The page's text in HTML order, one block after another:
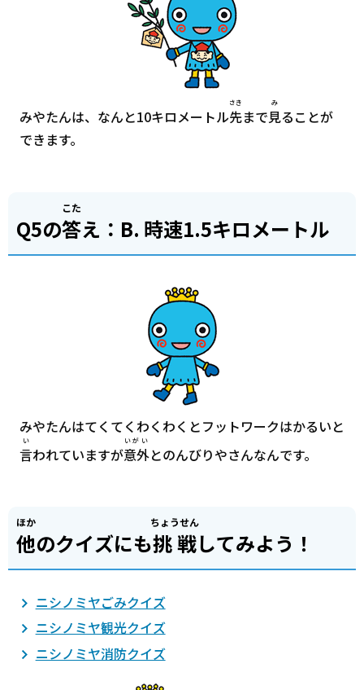
みやたんは、なんと10キロメートル先
さき
まで見
み
ることが
できます。
Q5の答
こた
え：B. 時速1.5キロメートル
みやたんはてくてくわくわくとフットワークはかるいと
言
い
われていますが意外
いがい
とのんびりやさんなんです。
他
ほか
のクイズにも挑戦
ちょうせん
してみよう！
ニシノミヤごみクイズ
ニシノミヤ観光クイズ
ニシノミヤ消防クイズ